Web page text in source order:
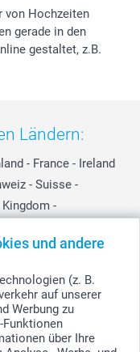
und andere
(z. B.
auf unserer
Werbung zu
über Ihre
von Hochzeiten
gerade in den
gestaltet, z.B.
Ländern:
- France - Ireland
- Suisse -
-
vorbehalten.
und zzgl. Versandkosten.